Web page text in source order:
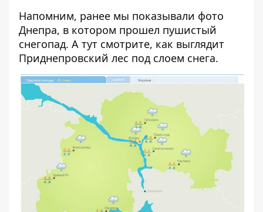
Напомним, ранее мы показывали фото
Днепра, в котором прошел пушистый
снегопад. А тут смотрите, как выглядит
Приднепровский лес под слоем снега.